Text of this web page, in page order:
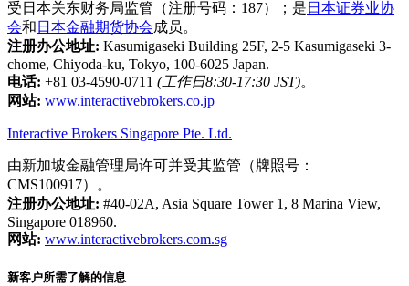
受日本关东财务局监管（注册号码：187）；是 日本证券业协
会和 日本金融期货协会成员。
注册办公地址: Kasumigaseki Building 25F, 2-5 Kasumigaseki 3-
chome, Chiyoda-ku, Tokyo, 100-6025 Japan.
电话: +81 03-4590-0711 (工作日8:30-17:30 JST)。
网站: www.interactivebrokers.co.jp
Interactive Brokers Singapore Pte. Ltd.
由新加坡金融管理局许可并受其监管（牌照号：
CMS100917）。
注册办公地址: #40-02A, Asia Square Tower 1, 8 Marina View,
Singapore 018960.
网站: www.interactivebrokers.com.sg
新客户所需了解的信息